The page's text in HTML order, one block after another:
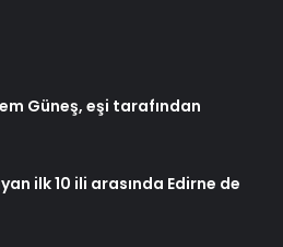
Güneş, eşi tarafından
ilk 10 ili arasında Edirne de